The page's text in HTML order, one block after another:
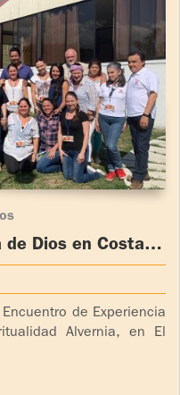
Dios en Costa
de Experiencia
Alvernia, en El